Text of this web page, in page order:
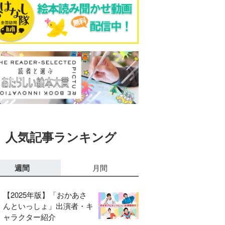
人気記事ランキング
週間 月間
【2025年版】「おかあさ
んといっしょ」出演者・キ
ャラクター紹介